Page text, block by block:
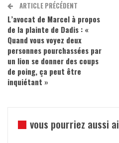
ARTICLE PRÉCÉDENT
L’avocat de Marcel à propos
de la plainte de Dadis : «
Quand vous voyez deux
personnes pourchassées par
un lion se donner des coups
de poing, ça peut être
inquiétant »
vous pourriez aussi